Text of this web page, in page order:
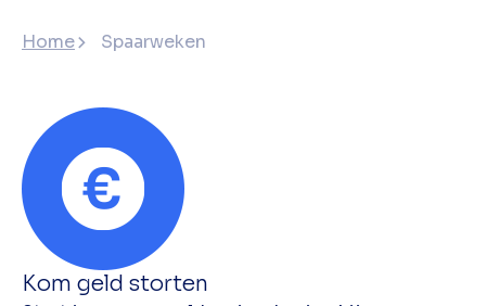
Home Spaarweken
Kom geld storten